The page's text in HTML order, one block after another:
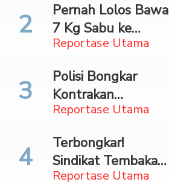
Madina Ditangkap
Bareskrim
Reportase Utama
Pernah Lolos Bawa
7 Kg Sabu ke
Jakarta Pilot
Dibekuk Saat Bawa
70 Ribu Pil Ekstasi
Di Bandara Soetta
Reportase Utama
Polisi Bongkar
Kontrakan
Penyimpan 27,96
Reportase Utama
Terbongkar!
Sindikat Tembakau